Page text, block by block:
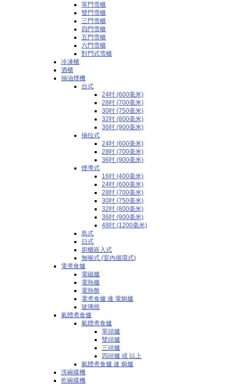
單門雪櫃
雙門雪櫃
三門雪櫃
四門雪櫃
五門雪櫃
六門雪櫃
對門式雪櫃
冷凍櫃
酒櫃
抽油煙機
台式
24吋 (600毫米)
28吋 (700毫米)
30吋 (750毫米)
32吋 (800毫米)
36吋 (900毫米)
抽拉式
24吋 (600毫米)
28吋 (700毫米)
36吋 (900毫米)
煙導式
16吋 (400毫米)
24吋 (600毫米)
28吋 (700毫米)
30吋 (750毫米)
32吋 (800毫米)
36吋 (900毫米)
48吋 (1200毫米)
島式
日式
廚櫃嵌入式
無喉式 (室內循環式)
電煮食爐
電磁爐
電熱爐
電熱盤
電煮食爐 連 電焗爐
玻璃燒
氣體煮食爐
氣體煮食爐
單頭爐
雙頭爐
三頭爐
四頭爐 或 以上
氣體煮食爐 連 焗爐
洗碗碟機
乾碗碟機